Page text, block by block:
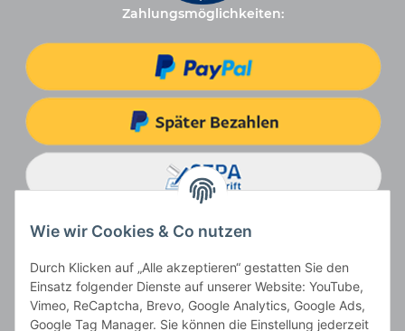
Zahlungsmöglichkeiten:
Wie wir Cookies & Co nutzen
Durch Klicken auf „Alle akzeptieren“ gestatten Sie den
Einsatz folgender Dienste auf unserer Website: YouTube,
Vimeo, ReCaptcha, Brevo, Google Analytics, Google Ads,
Google Tag Manager. Sie können die Einstellung jederzeit